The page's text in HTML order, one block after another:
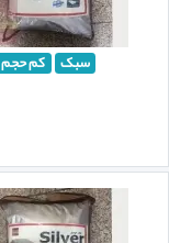
سبک کم حجم